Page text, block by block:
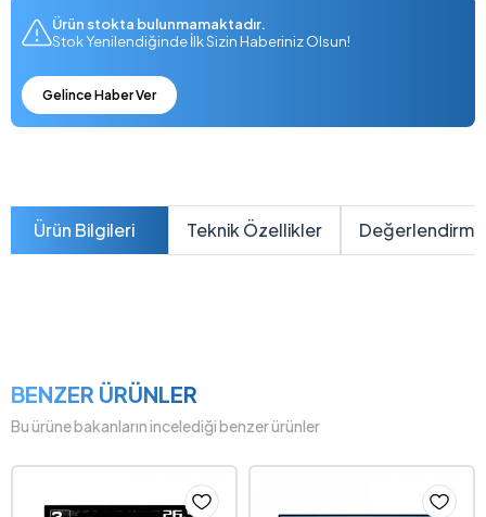
Ürün stokta bulunmamaktadır.
Stok Yenilendiğinde İlk Sizin Haberiniz Olsun!
Gelince Haber Ver
Ürün Bilgileri Teknik Özellikler
BENZER ÜRÜNLER
Bu ürüne bakanların incelediği benzer ürünler